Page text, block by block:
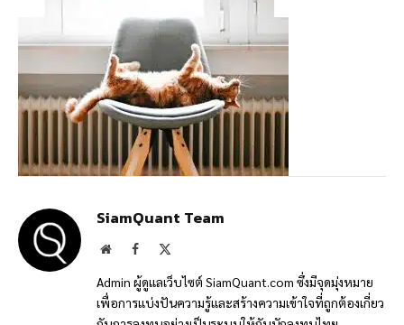
SiamQuant Team
WebsiteFacebook
Admin ผู้ดูแลเว็บไซต์ SiamQuant.com ซึ่งมีจุดมุ่งหมาย
เพื่อการแบ่งปันความรู้และสร้างความเข้าใจที่ถูกต้องเกี่ยว